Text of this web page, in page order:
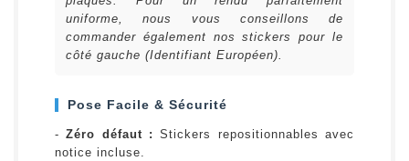
uniforme, nous vous conseillons de
commander également nos stickers pour le
côté gauche (Identifiant Européen).
Pose Facile & Sécurité
-Zéro défaut : Stickers repositionnables avec
notice incluse.